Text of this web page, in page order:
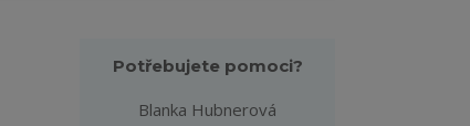
Potřebujete pomoci?
Blanka Hubnerová